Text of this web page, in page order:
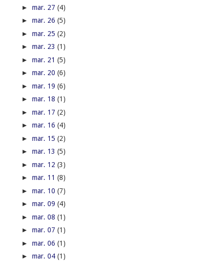
► mar. 27 (4)
► mar. 26 (5)
► mar. 25 (2)
► mar. 23 (1)
► mar. 21 (5)
► mar. 20 (6)
► mar. 19 (6)
► mar. 18 (1)
► mar. 17 (2)
► mar. 16 (4)
► mar. 15 (2)
► mar. 13 (5)
► mar. 12 (3)
► mar. 11 (8)
► mar. 10 (7)
► mar. 09 (4)
► mar. 08 (1)
► mar. 07 (1)
► mar. 06 (1)
► mar. 04 (1)